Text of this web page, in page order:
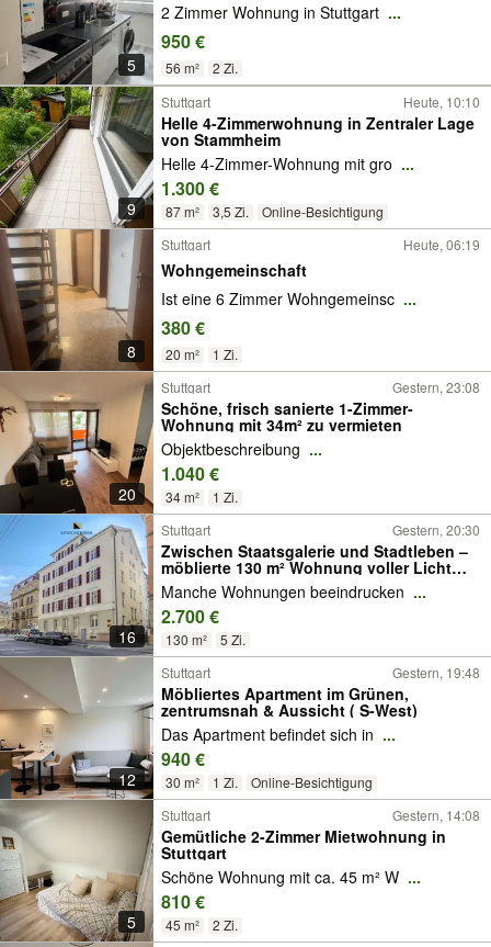
5
2 Zimmer Wohnung in Stuttgart ...
950 €
56 m² 2 Zi.
9
Stuttgart Heute, 10:10
Helle 4-Zimmerwohnung in Zentraler Lage
von Stammheim
Helle 4-Zimmer-Wohnung mit gro ...
1.300 €
87 m² 3,5 Zi. Online-Besichtigung
8
Stuttgart Heute, 06:19
Wohngemeinschaft
Ist eine 6 Zimmer Wohngemeinsc ...
380 €
20 m² 1 Zi.
20
Stuttgart Gestern, 23:08
Schöne, frisch sanierte 1-Zimmer-
Wohnung mit 34m² zu vermieten
Objektbeschreibung ...
1.040 €
34 m² 1 Zi.
16
Stuttgart Gestern, 20:30
Zwischen Staatsgalerie und Stadtleben –
möblierte 130 m² Wohnung voller Licht
und Charakter
Manche Wohnungen beeindrucken ...
2.700 €
130 m² 5 Zi.
12
Stuttgart Gestern, 19:48
Möbliertes Apartment im Grünen,
zentrumsnah & Aussicht ( S-West)
Das Apartment befindet sich in ...
940 €
30 m² 1 Zi. Online-Besichtigung
5
Stuttgart Gestern, 14:08
Gemütliche 2-Zimmer Mietwohnung in
Stuttgart
Schöne Wohnung mit ca. 45 m² W ...
810 €
45 m² 2 Zi.